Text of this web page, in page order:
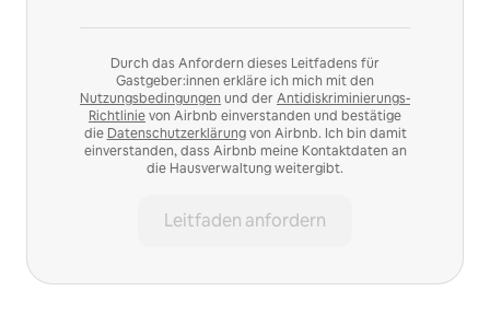
Durch das Anfordern dieses Leitfadens für
Gastgeber:innen erkläre ich mich mit den
Nutzungsbedingungen und der Antidiskriminierungs-
Richtlinievon Airbnb einverstanden und bestätige
die Datenschutzerklärungvon Airbnb. Ich bin damit
einverstanden, dass Airbnb meine Kontaktdaten an
die Hausverwaltung weitergibt.
Leitfaden anfordern